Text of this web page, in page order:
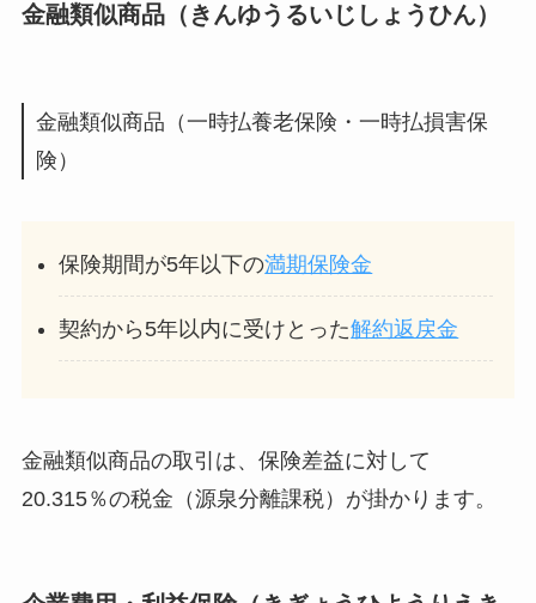
金融類似商品（きんゆうるいじしょうひん）
金融類似商品（一時払養老保険・一時払損害保
険）
保険期間が5年以下の満期保険金
契約から5年以内に受けとった解約返戻金
金融類似商品の取引は、保険差益に対して
20.315％の税金（源泉分離課税）が掛かります。